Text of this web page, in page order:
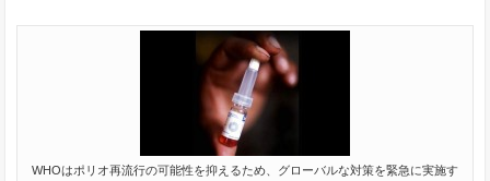
WHOはポリオ再流行の可能性を抑えるため、グローバルな対策を緊急に実施す